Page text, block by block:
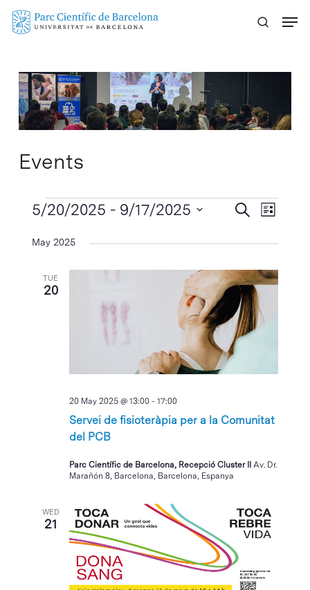
Skip
Events
Events
Events
and
Views
SearchEvent
List
5/20/2025 - 9/17/2025
date.
May 2025
TUE
20
Servei de fisioteràpia per a la Comunitat
del PCB
20 May 2025 @ 13:00 -17:00
Parc Científic de Barcelona, Recepció Cluster IIAv. Dr.
Marañón 8, Barcelona, Barcelona, Espanya
WED
21